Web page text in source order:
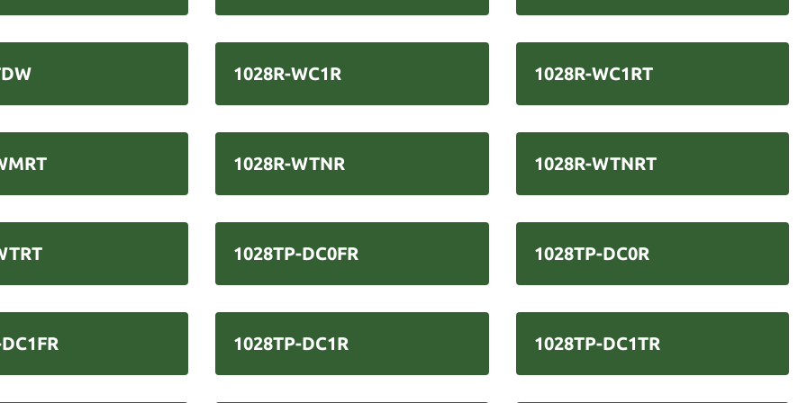
1028R-WC1R 1028R-WC1RT
1028R-WTNR 1028R-WTNRT
1028TP-DC0FR 1028TP-DC0R
1028TP-DC1R 1028TP-DC1TR